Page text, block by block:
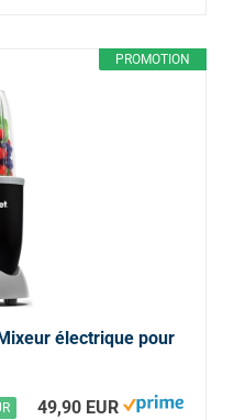
PROMOTION
électrique pour
49,90 EUR